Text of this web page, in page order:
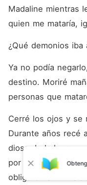
Madaline mientras
quien me mataría,
¿Qué demonios iba
Ya no podía
destino. Moriré
personas que
Cerré los ojos y se
Durante años recé
diosa de la luna
por mí, pero desde
obligaron a vivir